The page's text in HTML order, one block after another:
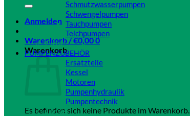
Anmelden
Warenkorb /€0,000
Warenkorb
Es befinden sich keine Produkte im Warenkorb.
Schmutzwasserpumpen
Schwengelpumpen
Tauchpumpen
Teichpumpen
Close
PUMPENZUBEHÖR
Ersatzteile
Kessel
Motoren
Pumpenhydraulik
Pumpentechnik
Close